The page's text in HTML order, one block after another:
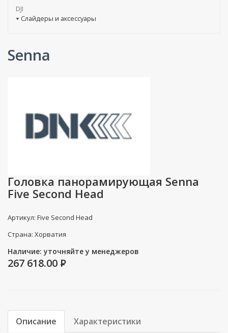
DJI
Слайдеры и аксессуары
Senna
Головка панорамирующая Senna
Five Second Head
Артикул: Five Second Head
Страна: Хорватия
Наличие: уточняйте у менеджеров
267 618.00 P
Описание Характеристики